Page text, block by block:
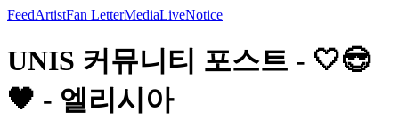
FeedArtistFan LetterMediaLiveNotice
UNIS 커뮤니티 포스트 - 🤍😎
🖤 - 엘리시아